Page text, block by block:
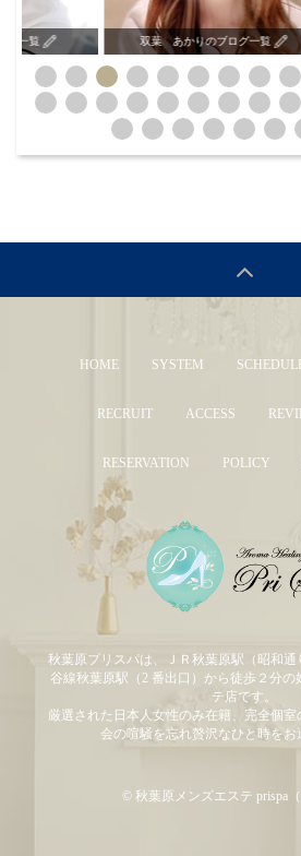
あかりのブログ一覧 成瀬 ひなのブ
HOME SYSTEM
RECRUIT ACCESS
RESERVATION POLICY
秋葉原プリスパは、ＪＲ秋葉原駅（昭和
谷線秋葉原駅（2 番出口）から徒歩２分の
テ店です。
厳選された日本人女性のみ在籍、完全個
会の喧騒を忘れ贅沢なひと時をお
© 秋葉原メンズエステ prispa（